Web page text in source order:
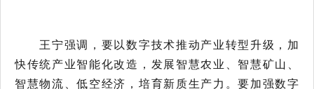
王宁强调，要以数字技术推动产业转型升级，加
快传统产业智能化改造，发展智慧农业、智慧矿山、
智慧物流、低空经济，培育新质生产力。要加强数字